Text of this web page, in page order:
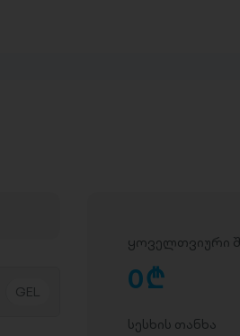
ყოველთვიური
0D
სესხის თანხა